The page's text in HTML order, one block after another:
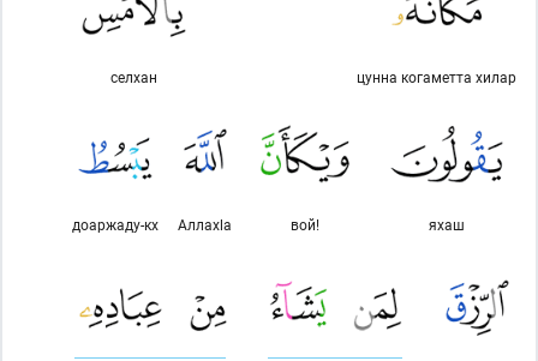
цунна когаметта хилар
селхан
яхаш
вой!
Аллахlа
доаржаду-кх